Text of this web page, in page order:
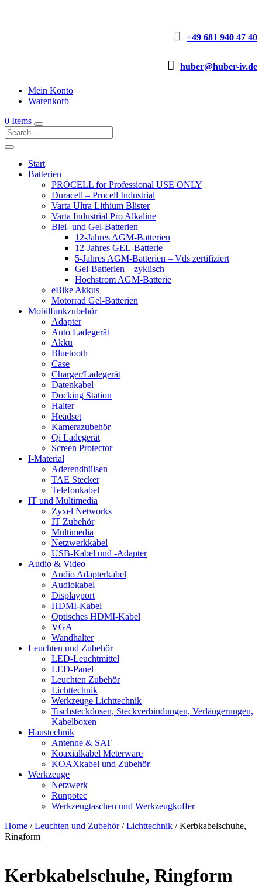
 +49 681 940 47 40
 huber@huber-iv.de
Mein Konto
Warenkorb
0 Items
Start
Batterien
PROCELL for Professional USE ONLY
Duracell – Procell Industrial
Varta Ultra Lithium Blister
Varta Industrial Pro Alkaline
Blei- und Gel-Batterien
12-Jahres AGM-Batterien
12-Jahres GEL-Batterie
5-Jahres AGM-Batterien – Vds zertifiziert
Gel-Batterien – zyklisch
Hochstrom AGM-Batterie
eBike Akkus
Motorrad Gel-Batterien
Mobilfunkzubehör
Adapter
Auto Ladegerät
Akku
Bluetooth
Case
Charger/Ladegerät
Datenkabel
Docking Station
Halter
Headset
Kamerazubehör
Qi Ladegerät
Screen Protector
I-Material
Aderendhülsen
TAE Stecker
Telefonkabel
IT und Multimedia
Zyxel Networks
IT Zubehör
Multimedia
Netzwerkkabel
USB-Kabel und -Adapter
Audio & Video
Audio Adapterkabel
Audiokabel
Displayport
HDMI-Kabel
Optisches HDMI-Kabel
VGA
Wandhalter
Leuchten und Zubehör
LED-Leuchtmittel
LED-Panel
Leuchten Zubehör
Lichttechnik
Werkzeuge Lichttechnik
Tischsteckdosen, Steckverbindungen, Verlängerungen,
Kabelboxen
Haustechnik
Antenne & SAT
Koaxialkabel Meterware
KOAXkabel und Zubehör
Werkzeuge
Netzwerk
Runpotec
Werkzeugtaschen und Werkzeugkoffer
Home /Leuchten und Zubehör/Lichttechnik / Kerbkabelschuhe,
Ringform
Kerbkabelschuhe, Ringform